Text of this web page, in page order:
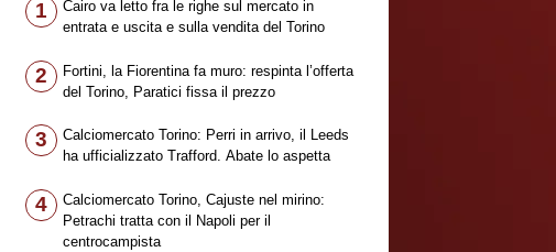
1
Cairo va letto fra le righe sul mercato in
entrata e uscita e sulla vendita del Torino
2
Fortini, la Fiorentina fa muro: respinta l’offerta
del Torino, Paratici fissa il prezzo
3
Calciomercato Torino: Perri in arrivo, il Leeds
ha ufficializzato Trafford. Abate lo aspetta
4
Calciomercato Torino, Cajuste nel mirino:
Petrachi tratta con il Napoli per il
centrocampista